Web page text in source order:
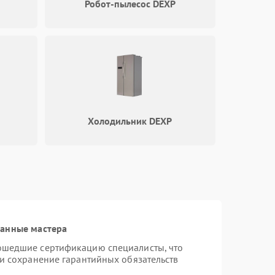
1000 ₽ Подробнее →
Робот-пылесос DEXP
Холодильник DEXP
мастера
сертификацию специалисты, что
сохранение гарантийных обязательств